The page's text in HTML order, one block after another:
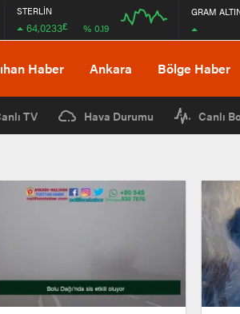
STERLİN
64,0233£ % 0.19
GRAM
Haber Ankara Bölge Haber
TV Hava Durumu Canlı